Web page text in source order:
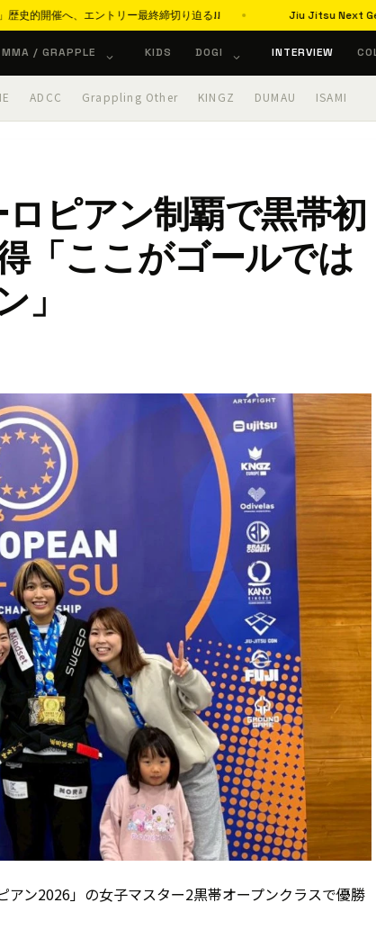
リー最終締切り迫る!! Jiu Jitsu Next Generation 第35回 元
MMA / GRAPPLE KIDS DOGI INTERVIEW
ADCC Grappling Other KINGZ DUMAU ISAMI
ピアン制覇で黒帯初
「ここがゴールでは
」
ン2026」の女子マスター2黒帯オープンクラスで優勝